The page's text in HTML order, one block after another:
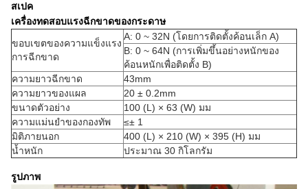
สเปค
เครื่องทดสอบแรงฉีกขาดของกระดาษ
ขอบเขตของความแข็งแรง
การฉีกขาด
A: 0 ~ 32N (โดยการติดตั้งค้อนเล็ก A)
B: 0 ~ 64N (การเพิ่มขึ้นอย่างหนักของ
ค้อนหนักเพื่อติดตั้ง B)
ความยาวฉีกขาด
43mm
ความยาวของแผล
20 ± 0.2mm
ขนาดตัวอย่าง
100 (L) × 63 (W) มม
ความแม่นยำของกองทัพ
≤± 1
มิติภายนอก
400 (L) × 210 (W) × 395 (H) มม
น้ำหนัก
ประมาณ 30 กิโลกรัม
รูปภาพ